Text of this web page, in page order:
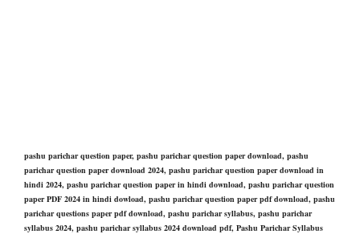
pashu parichar question paper, pashu parichar question paper download, pashu
parichar question paper download 2024, pashu parichar question paper download in
hindi 2024, pashu parichar question paper in hindi download, pashu parichar question
paper PDF 2024 in hindi dowload, pashu parichar question paper pdf download, pashu
parichar questions paper pdf download, pashu parichar syllabus, pashu parichar
syllabus 2024, pashu parichar syllabus 2024 download pdf, Pashu Parichar Syllabus